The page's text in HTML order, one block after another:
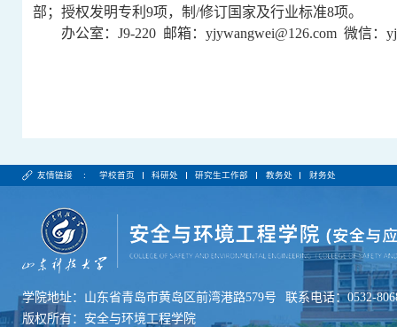
部；授权发明专利 9项，制 /修订国家及行业标准8项。
办公室： J9-220 邮箱： yjywangwei@126.com 微信：
友情链接 : 学校首页 科研处 研究生工作部 教务处 财务处
学院地址：山东省青岛市黄岛区前湾港路579号
联系电话：0532-
版权所有：安全与环境工程学院